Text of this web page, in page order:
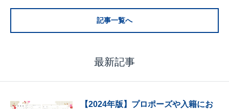
記事一覧へ
最新記事
【2024年版】プロポーズや入籍にお